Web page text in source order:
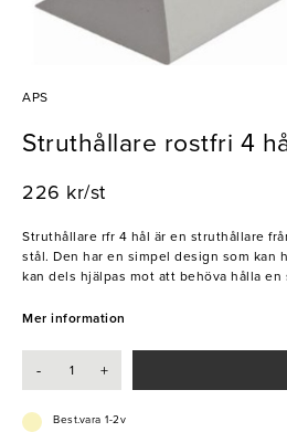
APS
Struthållare rostfri 4
226 kr/st
Struthållare rfr 4 hål är en struthållare
stål. Den har en simpel design som kan
kan dels hjälpas mot att behöva hålla
servering. Sedan 1933 har familjeföretaget APS erbjudit ett brett och
professionella behov som alltid baseras
Mer information
- +
Best.vara 1-2v